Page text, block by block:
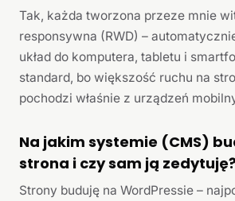
Tak, każda tworzona przeze mnie
responsywna (RWD) –
układ do komputera, tabletu i
standard, bo większość ruchu na
pochodzi właśnie z urządzeń
Na jakim systemie (CMS)
strona i czy sam ją zedytuję?
Strony buduję na WordPressie –